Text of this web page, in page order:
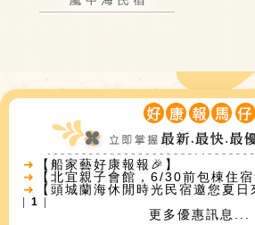
➜
【船家藝好康報報🎉】
➜
【北宜親子會館，6/30前包棟住
➜
【頭城蘭海休閒時光民宿邀您夏日
1
更多優惠訊息...